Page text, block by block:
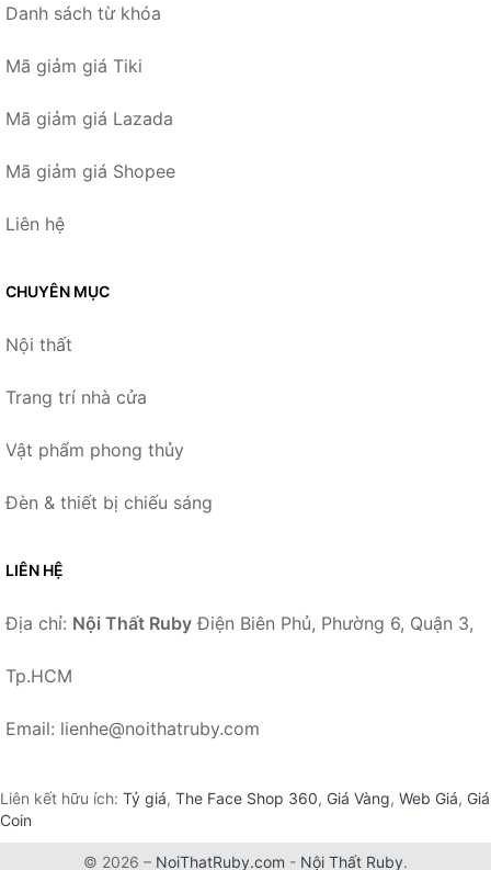
Danh sách từ khóa
Mã giảm giá Tiki
Mã giảm giá Lazada
Mã giảm giá Shopee
Liên hệ
CHUYÊN MỤC
Nội thất
Trang trí nhà cửa
Vật phẩm phong thủy
Đèn & thiết bị chiếu sáng
LIÊN HỆ
Địa chỉ: Nội Thất Ruby Điện Biên Phủ, Phường 6, Quận 3,
Tp.HCM
Email: lienhe@noithatruby.com
Liên kết hữu ích: Tỷ giá, The Face Shop 360, Giá Vàng, Web Giá, Giá
Coin
© 2026 – NoiThatRuby.com - Nội Thất Ruby.